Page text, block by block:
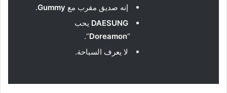
إنه صديق مقرب مع Gummy
.
DAESUNG يحب
“
Doreamon
“.
لا يعرف السباحة.